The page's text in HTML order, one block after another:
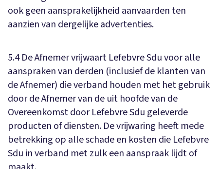
ook geen aansprakelijkheid aanvaarden ten
aanzien van dergelijke advertenties.
5.4 De Afnemer vrijwaart Lefebvre Sdu voor alle
aanspraken van derden (inclusief de klanten van
de Afnemer) die verband houden met het gebruik
door de Afnemer van de uit hoofde van de
Overeenkomst door Lefebvre Sdu geleverde
producten of diensten. De vrijwaring heeft mede
betrekking op alle schade en kosten die Lefebvre
Sdu in verband met zulk een aanspraak lijdt of